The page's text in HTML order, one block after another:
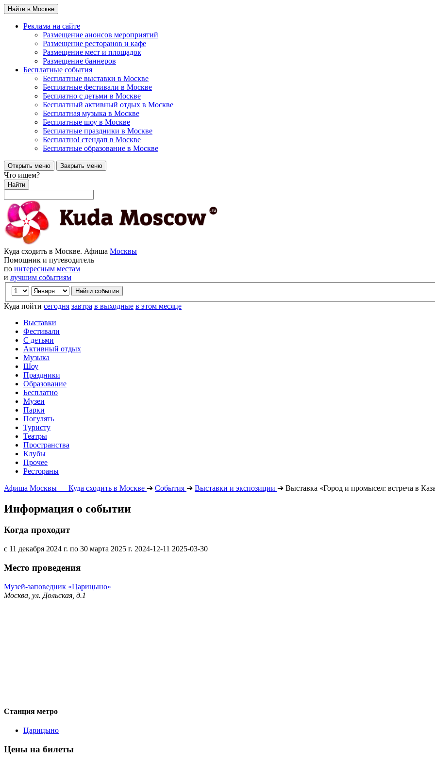
Найти в Москве
Реклама на сайте
Размещение анонсов мероприятий
Размещение ресторанов и кафе
Размещение мест и площадок
Размещение баннеров
Бесплатные события
Бесплатные выставки в Москве
Бесплатные фестивали в Москве
Бесплатно с детьми в Москве
Бесплатный активный отдых в Москве
Бесплатная музыка в Москве
Бесплатные шоу в Москве
Бесплатные праздники в Москве
Бесплатно! стендап в Москве
Бесплатные образование в Москве
Открыть меню Закрыть меню
Что ищем?
Найти
Куда сходить в Москве. Афиша Москвы
Помощник и путеводитель
по интересным местам
и лучшим событиям
Куда пойти сегодня завтра в выходные в этом месяце
Выставки
Фестивали
С детьми
Активный отдых
Музыка
Шоу
Праздники
Образование
Бесплатно
Музеи
Парки
Погулять
Туристу
Театры
Пространства
Клубы
Прочее
Рестораны
Афиша Москвы — Куда сходить в Москве ➔ События ➔ Выставки и экспозиции ➔ Выставка «Город и промысел: встреча в
Информация о событии
Когда проходит
с 11 декабря 2024 г. по 30 марта 2025 г. 2024-12-11 2025-03-30
Место проведения
Музей-заповедник «Царицыно»
Москва, ул. Дольская, д.1
Станция метро
Царицыно
Цены на билеты